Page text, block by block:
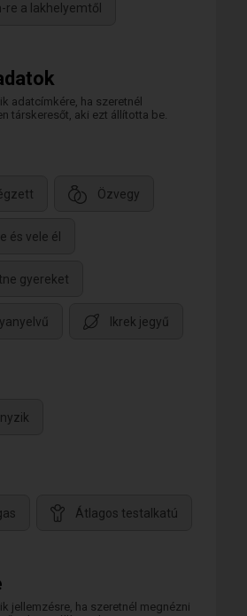
re a lakhelyemtől
adatcímkére, ha szeretnél
társkeresőt, aki ezt állította be.
Özvegy
és vele él
gyereket
Ikrek jegyű
Átlagos testalkatú
jellemzésre, ha szeretnél megnézni